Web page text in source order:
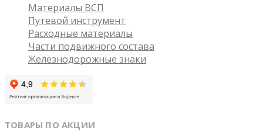
Материалы ВСП
Путевой инструмент
Расходные материалы
Части подвижного состава
Железнодорожные знаки
ТОВАРЫ ПО АКЦИИ